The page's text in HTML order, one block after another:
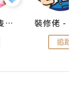
儍媽媽與兩隻小魔怪之家
追蹤